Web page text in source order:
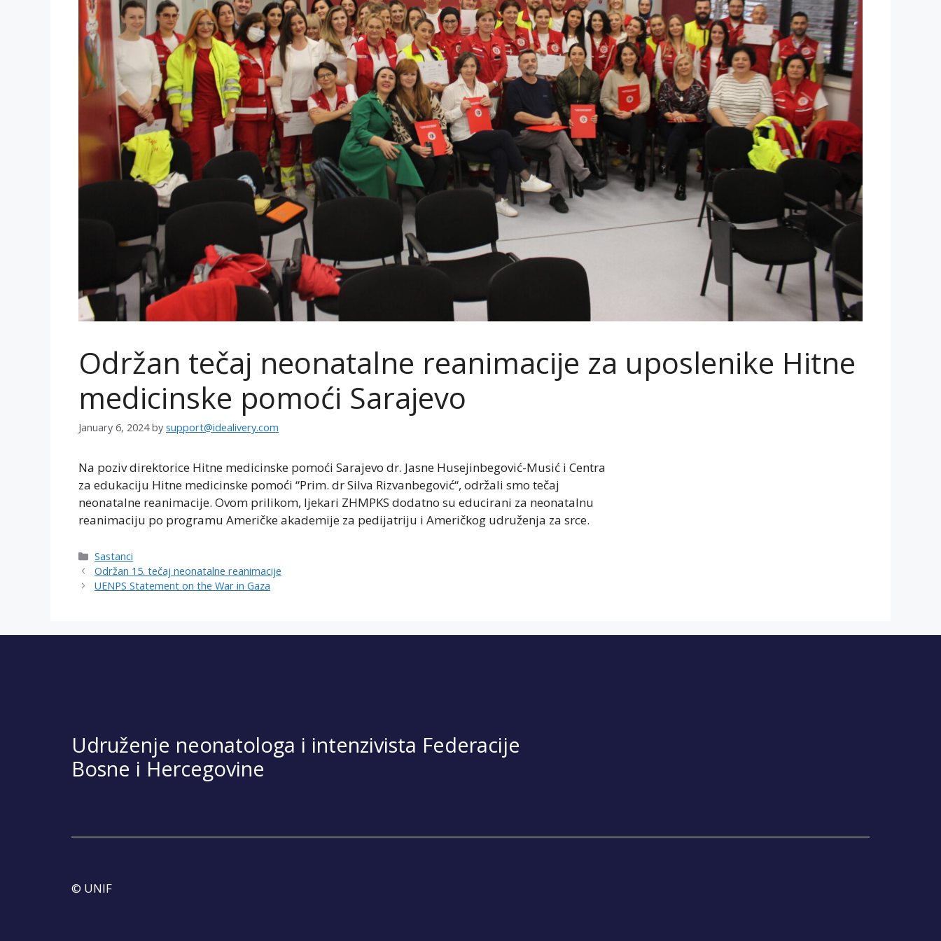
Održan tečaj neonatalne reanimacije za uposlenike Hitne
medicinske pomoći Sarajevo
January 6, 2024 by support@idealivery.com
Na poziv direktorice Hitne medicinske pomoći Sarajevo dr. Jasne Husejinbegović-Musić i Centra
za edukaciju Hitne medicinske pomoći “Prim. dr Silva Rizvanbegović“, održali smo tečaj
neonatalne reanimacije. Ovom prilikom, ljekari ZHMPKS dodatno su educirani za neonatalnu
reanimaciju po programu Američke akademije za pedijatriju i Američkog udruženja za srce.
Categories
Sastanci
Održan 15. tečaj neonatalne reanimacije
UENPS Statement on the War in Gaza
Udruženje neonatologa i intenzivista Federacije
Bosne i Hercegovine
© UNIF